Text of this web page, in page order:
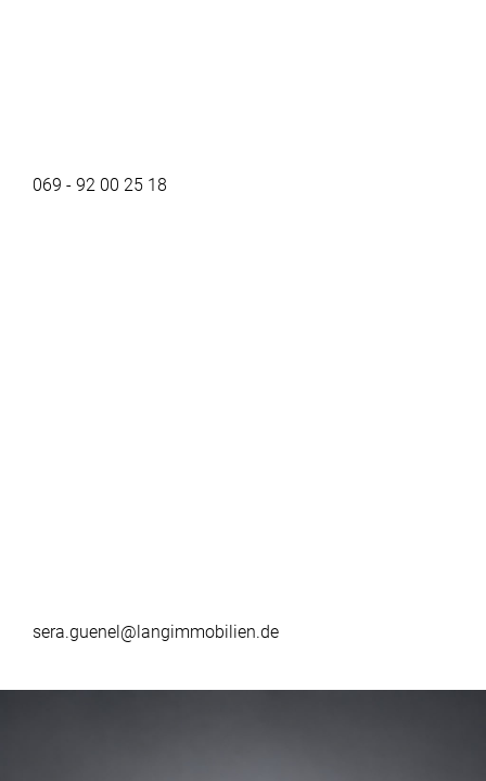
069 - 92 00 25 18
sera.guenel@langimmobilien.de